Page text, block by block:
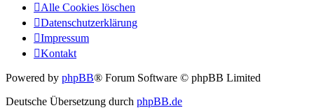
Alle Cookies löschen
Datenschutzerklärung
Impressum
Kontakt
Powered by phpBB® Forum Software © phpBB Limited
Deutsche Übersetzung durch phpBB.de